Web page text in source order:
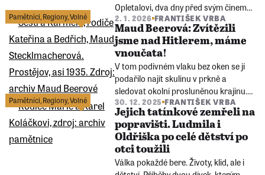
Opletalovi, dva dny před svým činem
zde obědval student Palach. A
procházely tudy česko-německé
animozity i rozmach podnikatelského
ducha 19. století. Tento dům u
Masaryčky byste měli znát.
Pamětníci Regiony,Volné 2. 1. 2026 FRANTIŠEK VRBA
Maud Beerová: Zvítězili
jsme nad Hitlerem, máme
vnoučata!
V tom podivném vlaku bez oken se jí
podařilo najít skulinu v prkně a
sledovat okolní prosluněnou krajinu.
Asi jako jediná se do Terezína těšila –
setká se svou láskou Hermanem.
Maud Beerová se ve svých třinácti
letech ocitla v transportu do
koncentračního tábora.
Pamětníci Regiony,Volné 30. 12. 2025 FRANTIŠEK VRBA
Jejich tatínkové zemřeli na
popravišti. Ludmila i
Oldřiška po celé dětství po
otci toužili
Válka pokaždé bere. Životy, klid, ale i